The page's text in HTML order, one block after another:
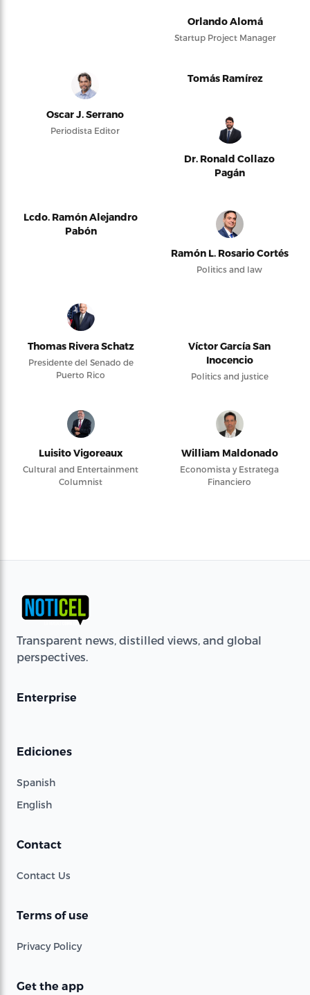
Orlando Alomá
Startup Project Manager
Oscar J. Serrano
Periodista Editor
Tomás Ramírez
Dr. Ronald Collazo
Pagán
Lcdo. Ramón Alejandro
Pabón
Ramón L. Rosario Cortés
Politics and law
Thomas Rivera Schatz
Presidente del Senado de
Puerto Rico
Víctor García San
Inocencio
Politics and justice
Luisito Vigoreaux
Cultural and Entertainment
Columnist
William Maldonado
Economista y Estratega
Financiero
Transparent news, distilled views, and global
perspectives.
Enterprise
Ediciones
Spanish
English
Contact
Contact Us
Terms of use
Privacy Policy
Get the app